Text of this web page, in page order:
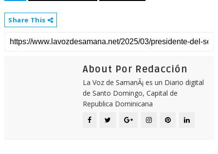
Share This
About Por Redacción
La Voz de SamanÃ¡ es un Diario digital
de Santo Domingo, Capital de
Republica Dominicana